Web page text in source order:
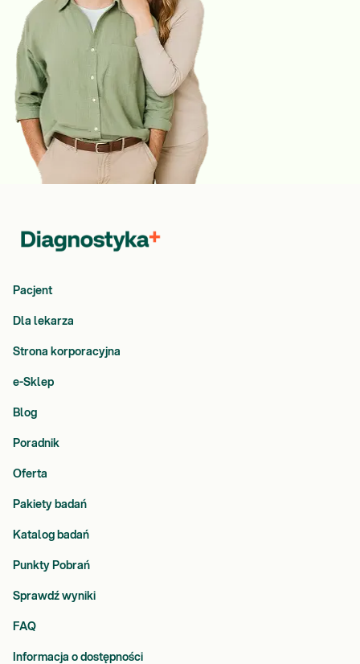
Pacjent
Dla lekarza
Strona korporacyjna
e-Sklep
Blog
Poradnik
Oferta
Pakiety badań
Katalog badań
Punkty Pobrań
Sprawdź wyniki
FAQ
Informacja o dostępności